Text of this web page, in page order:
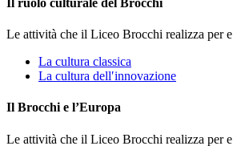
Le attività che il Liceo Brocchi realizza per
La cultura classica
La cultura dell′innovazione
Il Brocchi e l’Europa
Le attività che il Liceo Brocchi realizza per